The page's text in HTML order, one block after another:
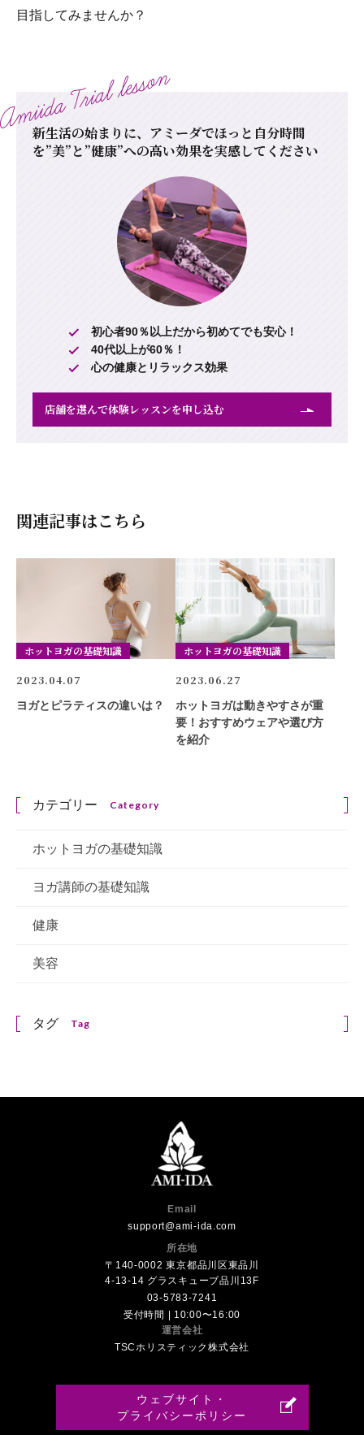
目指してみませんか？
新生活の始まりに、アミーダでほっと自分時間
を”美”と”健康”への高い効果を実感してください
初心者90％以上だから初めてでも安心！
40代以上が60％！
心の健康とリラックス効果
店舗を選んで体験レッスンを申し込む
関連記事はこちら
ホットヨガの基礎知識
2023.04.07
ヨガとピラティスの違いは？
ホットヨガの基礎知識
2023.06.27
ホットヨガは動きやすさが重
要！おすすめウェアや選び方
を紹介
カテゴリー Category
ホットヨガの基礎知識
ヨガ講師の基礎知識
健康
美容
タグ Tag
Email
support@ami-ida.com
所在地
〒140-0002 東京都品川区東品川
4-13-14 グラスキューブ品川13F
03-5783-7241
受付時間 | 10:00〜16:00
運営会社
TSCホリスティック株式会社
ウェブサイト・
プライバシーポリシー